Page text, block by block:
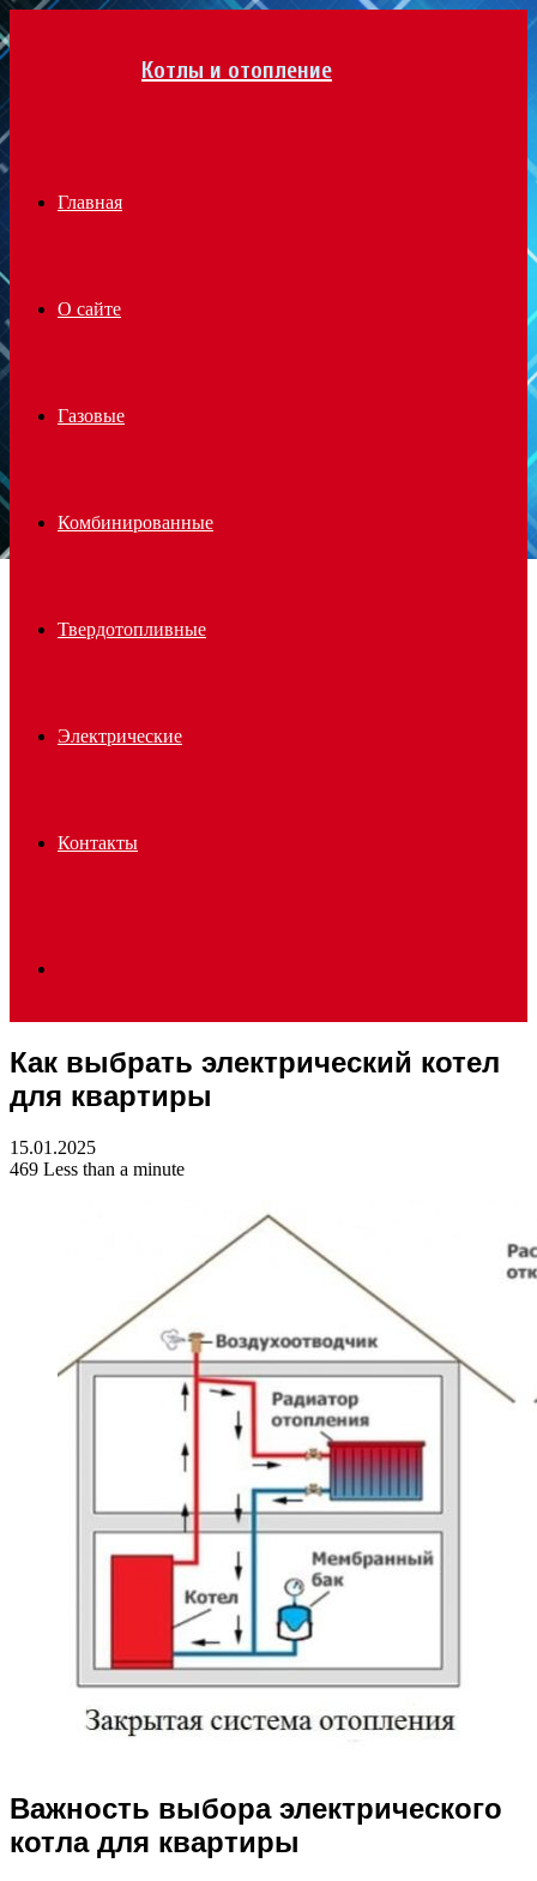
Котлы и отопление
Главная
О сайте
Газовые
Комбинированные
Твердотопливные
Электрические
Контакты
for
Как выбрать электрический котел
для квартиры
15.01.2025
469 Less than a minute
Важность выбора электрического
котла для квартиры